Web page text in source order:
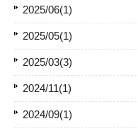
2025/06(1)
2025/05(1)
2025/03(3)
2024/11(1)
2024/09(1)